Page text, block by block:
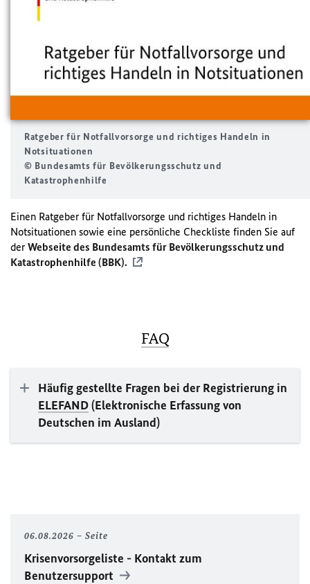
Ratgeber für Notfallvorsorge und richtiges Handeln in
Notsituationen
© Bundesamts für Bevölkerungsschutz und
Katastrophenhilfe
Einen Ratgeber für Notfallvorsorge und richtiges Handeln in
Notsituationen sowie eine persönliche Checkliste finden Sie auf
der Webseite des Bundesamts für Bevölkerungsschutz und
Katastrophenhilfe (BBK).
FAQ
Häufig gestellte Fragen bei der Registrierung in
ELEFAND(Elektronische Erfassung von
Deutschen im Ausland)
06.08.2026 Seite
Krisenvorsorgeliste - Kontakt zum
Benutzersupport